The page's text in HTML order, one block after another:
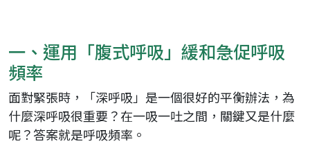
一、運用「腹式呼吸」緩和急促呼吸
頻率
面對緊張時，「深呼吸」是一個很好的平衡辦法，為
什麼深呼吸很重要？在一吸一吐之間，關鍵又是什麼
呢？答案就是呼吸頻率。